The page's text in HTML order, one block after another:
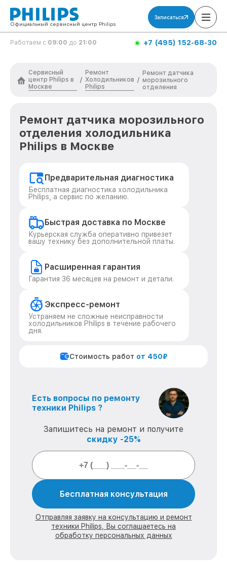
Официальный сервисный центр Philips
Записаться
Работаем с 09:00 до 21:00 +7 (495) 152-68-30
Сервисный
центр Philips в
Москве
/
Ремонт
Холодильников
Philips
/
Ремонт датчика
морозильного
отделения
Ремонт датчика морозильного
отделения холодильника
Philips в Москве
Предварительная диагностика
Бесплатная диагностика холодильника
Philips, а сервис по желанию.
Быстрая доставка по Москве
Курьерская служба оперативно привезет
вашу технику без дополнительной платы.
Расширенная гарантия
Гарантия 36 месяцев на ремонт и детали.
Экспресс-ремонт
Устраняем не сложные неисправности
холодильников Philips в течение рабочего
дня.
Стоимость работ от 450₽
Есть вопросы по ремонту
техники Philips ?
Запишитесь на ремонт и получите
скидку -25%
Бесплатная консультация
Отправляя заявку на консультацию и ремонт
техники Philips, Вы соглашаетесь на
обработку персональных данных